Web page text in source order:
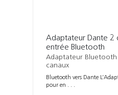
Adaptateur Dante 2
entrée Bluetooth
Adaptateur Bluetooth
canaux
Bluetooth vers Dante
pour en . . .